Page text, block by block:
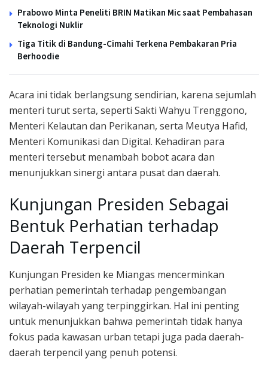
Prabowo Minta Peneliti BRIN Matikan Mic saat Pembahasan
Teknologi Nuklir
Tiga Titik di Bandung-Cimahi Terkena Pembakaran Pria
Berhoodie
Acara ini tidak berlangsung sendirian, karena sejumlah
menteri turut serta, seperti Sakti Wahyu Trenggono,
Menteri Kelautan dan Perikanan, serta Meutya Hafid,
Menteri Komunikasi dan Digital. Kehadiran para
menteri tersebut menambah bobot acara dan
menunjukkan sinergi antara pusat dan daerah.
Kunjungan Presiden Sebagai
Bentuk Perhatian terhadap
Daerah Terpencil
Kunjungan Presiden ke Miangas mencerminkan
perhatian pemerintah terhadap pengembangan
wilayah-wilayah yang terpinggirkan. Hal ini penting
untuk menunjukkan bahwa pemerintah tidak hanya
fokus pada kawasan urban tetapi juga pada daerah-
daerah terpencil yang penuh potensi.